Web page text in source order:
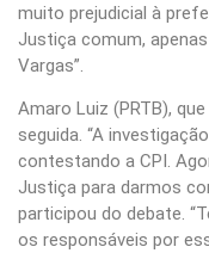
muito prejudicial à
Justiça comum,
Vargas”.
Amaro Luiz (PRTB),
seguida. “A
contestando a CPI.
Justiça para darmos
participou do debate.
os responsáveis por